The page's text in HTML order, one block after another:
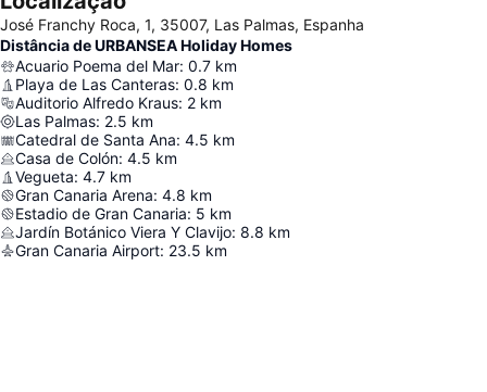
José Franchy Roca, 1, 35007, Las Palmas, Espanha
Distância de URBANSEA Holiday Homes
Acuario Poema del Mar: 0.7 km
Playa de Las Canteras: 0.8 km
Auditorio Alfredo Kraus: 2 km
Las Palmas: 2.5 km
Catedral de Santa Ana: 4.5 km
Casa de Colón: 4.5 km
Vegueta: 4.7 km
Gran Canaria Arena: 4.8 km
Estadio de Gran Canaria: 5 km
Jardín Botánico Viera Y Clavijo: 8.8 km
Gran Canaria Airport: 23.5 km